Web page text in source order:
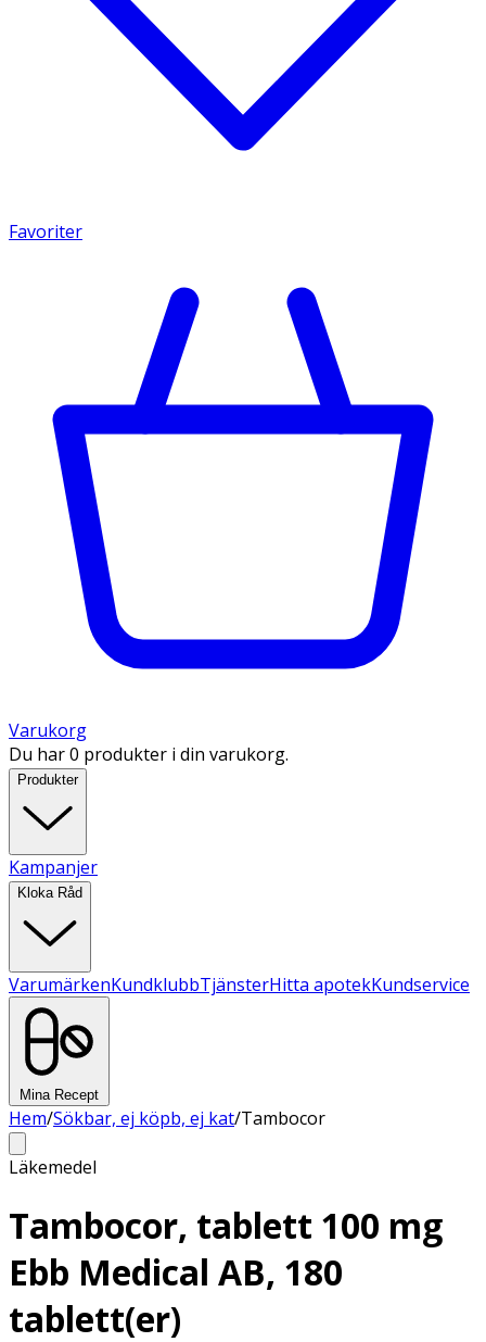
Favoriter
Varukorg
Du har 0 produkter i din varukorg.
Produkter
Kampanjer
Kloka Råd
VarumärkenKundklubbTjänsterHitta apotekKundservice
Mina Recept
Hem/Sökbar, ej köpb, ej kat/Tambocor
Läkemedel
Tambocor, tablett 100 mg
Ebb Medical AB, 180
tablett(er)